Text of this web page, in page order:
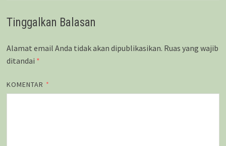
Tinggalkan Balasan
Alamat email Anda tidak akan dipublikasikan. Ruas yang wajib
ditandai *
KOMENTAR *